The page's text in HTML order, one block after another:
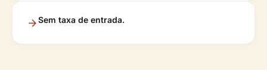
Sem taxa de entrada.